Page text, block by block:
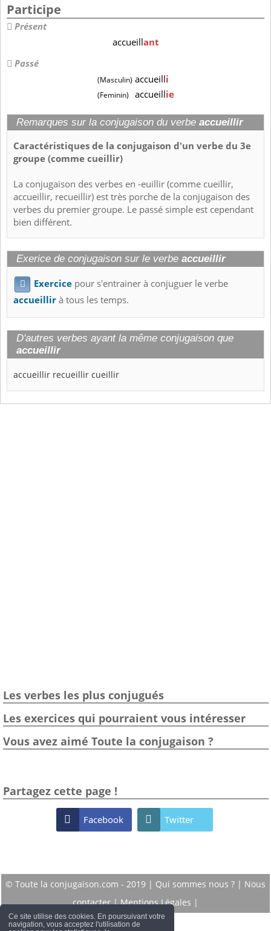
Ce site utilise des cookies. En poursuivant votre
navigation, vous acceptez l'utilisation de
Participe
Présent
accueillant
Passé
(Masculin) accueilli
(Feminin) accueillie
Remarques sur la conjugaison du verbe accueillir
Caractéristiques de la conjugaison d'un verbe du 3e
groupe (comme cueillir)
La conjugaison des verbes en -euillir (comme cueillir,
accueillir, recueillir) est très porche de la conjugaison des
verbes du premier groupe. Le passé simple est cependant
bien différent.
Exerice de conjugaison sur le verbe accueillir
 Exercice pour s'entrainer à conjuguer le verbe
accueillirà tous les temps.
D'autres verbes ayant la même conjugaison que
accueillir
accueillir recueillir cueillir
Les verbes les plus conjugués
Les exercices qui pourraient vous intéresser
Vous avez aimé Toute la conjugaison ?
Partagez cette page !
 Facebook  Twitter
© Toute la conjugaison.com - 2019 | Qui sommes nous ? | Nous
contacter|Mentions Légales |